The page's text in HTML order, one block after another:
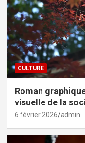
CULTURE
Roman
visuelle de la
6 février 2026 admin